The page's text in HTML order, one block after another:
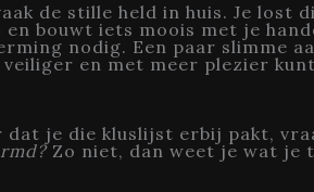
de stille held in huis. Je lost
bouwt iets moois met je
nodig. Een paar slimme
en met meer plezier
dat je die kluslijst erbij pakt,
Zo niet, dan weet je wat je